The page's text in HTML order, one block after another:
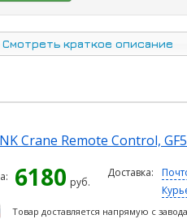
Смотреть краткое описание
Crane Remote Control,
6180 руб.
Доставка:
Товар доставляется напрямую с